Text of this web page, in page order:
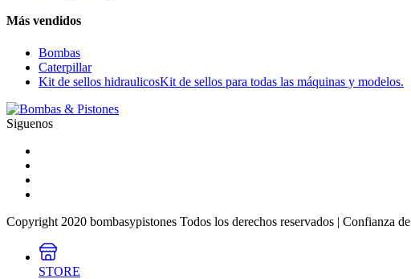
Más vendidos
Bombas
Caterpillar
Kit de sellos hidraulicosKit de sellos para todas las máquinas y modelos.
Siguenos
Copyright 2020 bombasypistones Todos los derechos reservados | Confianza de
STORE